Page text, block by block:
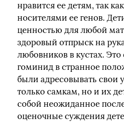
нравится ее детям, так
носителями ее генов.
ценностью для любой
здоровый отпрыск на
любовников в кустах.
гоминид в странное
были адресовывать свои
только самкам, но и их
собой неожиданное
оценочные суждения